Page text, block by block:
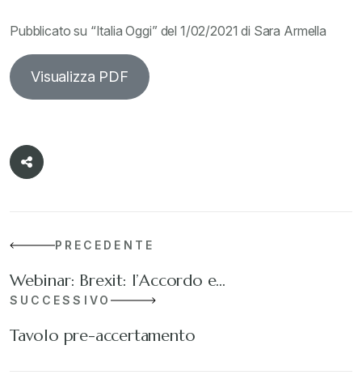
Pubblicato su “Italia Oggi” del 1/02/2021 di Sara Armella
Visualizza PDF
PRECEDENTE
Webinar: Brexit: l’Accordo e…
SUCCESSIVO
Tavolo pre-accertamento